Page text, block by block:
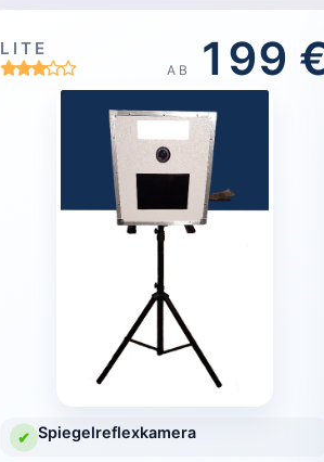
LITE
AB 199
✔ Spiegelreflexkamera